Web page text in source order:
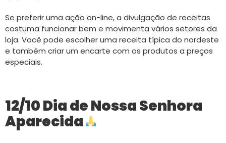
Se preferir uma ação on-line, a divulgação de receitas
costuma funcionar bem e movimenta vários setores da
loja. Você pode escolher uma receita típica do nordeste
e também criar um encarte com os produtos a preços
especiais.
12/10 Dia de Nossa Senhora
Aparecida